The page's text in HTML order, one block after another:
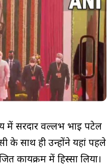
में सरदार वल्लभ भाई पटेल
के साथ ही उन्होंने यहां पहले
में हिस्सा लिया।